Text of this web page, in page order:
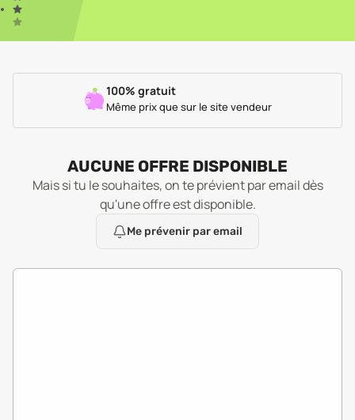
100% gratuit
Même prix que sur le site vendeur
AUCUNE OFFRE DISPONIBLE
Mais si tu le souhaites, on te prévient par email dès
qu'une offre est disponible.
Me prévenir par email